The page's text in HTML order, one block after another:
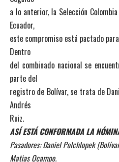
a lo anterior, la Selección
Ecuador,
este compromiso está pactado
Dentro
del combinado nacional se
parte del
registro de Bolívar, se trata de
Andrés
Ruiz.
ASÍ ESTÁ CONFORMADA LA
Pasadores: Daniel Polchlopek
Matias Ocampo.